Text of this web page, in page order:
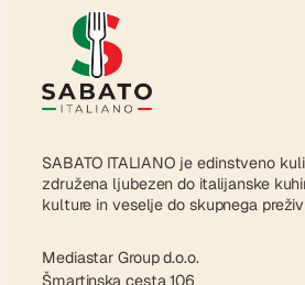
SABATO ITALIANO je edinstveno
združena ljubezen do italijanske
kulture in veselje do skupnega
Mediastar Group d.o.o.